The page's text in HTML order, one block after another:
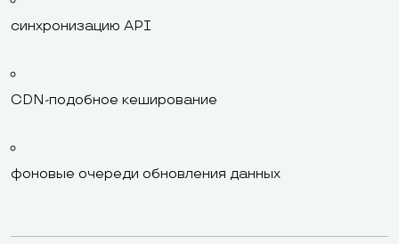
синхронизацию API
CDN-подобное кеширование
фоновые очереди обновления данных